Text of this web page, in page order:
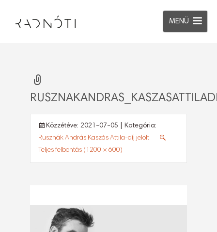
MENÜ
Közzétéve: 2021-07-05 | Kategória:
Rusznák András Kaszás Attila-díj jelölt
Teljes felbontás (1200 × 600)